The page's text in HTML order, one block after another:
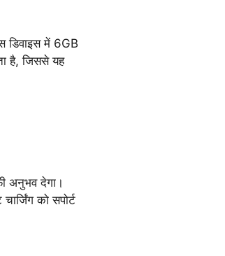
डिवाइस में 6GB
है, जिससे यह
अनुभव देगा।
को सपोर्ट